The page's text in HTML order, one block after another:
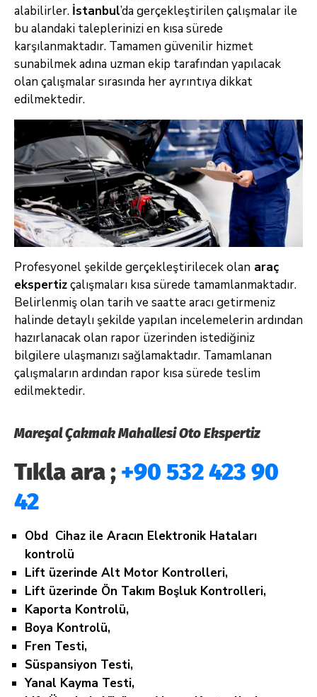
alabilirler. İstanbul’da gerçekleştirilen çalışmalar ile
bu alandaki taleplerinizi en kısa sürede
karşılanmaktadır. Tamamen güvenilir hizmet
sunabilmek adına uzman ekip tarafından yapılacak
olan çalışmalar sırasında her ayrıntıya dikkat
edilmektedir.
Profesyonel şekilde gerçekleştirilecek olan araç
ekspertizçalışmaları kısa sürede tamamlanmaktadır.
Belirlenmiş olan tarih ve saatte aracı getirmeniz
halinde detaylı şekilde yapılan incelemelerin ardından
hazırlanacak olan rapor üzerinden istediğiniz
bilgilere ulaşmanızı sağlamaktadır. Tamamlanan
çalışmaların ardından rapor kısa sürede teslim
edilmektedir.
Mareşal Çakmak Mahallesi Oto Ekspertiz
Tıkla ara ; +90 532 423 90
42
Obd Cihaz ile Aracın Elektronik Hataları
kontrolü
Lift üzerinde Alt Motor Kontrolleri,
Lift üzerinde Ön Takım Boşluk Kontrolleri,
Kaporta Kontrolü,
Boya Kontrolü,
Fren Testi,
Süspansiyon Testi,
Yanal Kayma Testi,